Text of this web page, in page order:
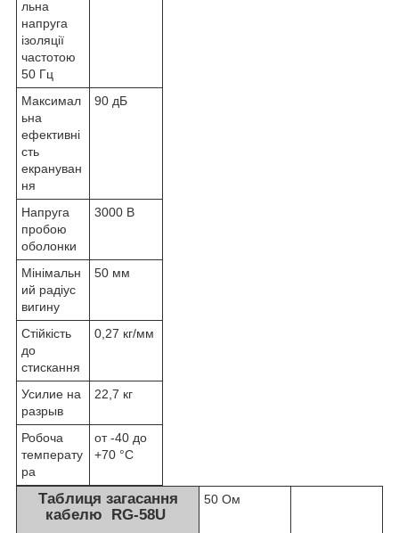
льна
напруга
ізоляції
частотою
50 Гц
Максимал
ьна
ефективні
сть
екрануван
ня
90 дБ
Напруга
пробою
оболонки
3000 В
Мінімальн
ий радіус
вигину
50 мм
Стійкість
до
стискання
0,27 кг/мм
Усилие на
разрыв
22,7 кг
Робоча
температу
ра
от -40 до
+70 °С
Таблиця загасання
кабелю RG-58U
50 Ом